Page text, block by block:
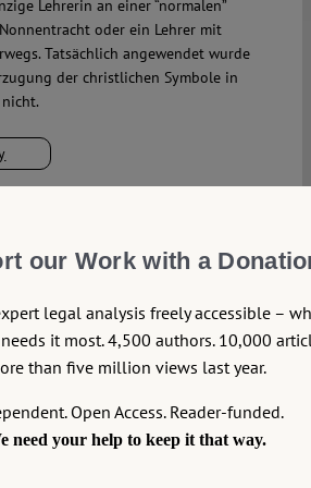
Lehrerin an einer “normalen”
oder ein Lehrer mit
Tatsächlich angewendet wurde
der christlichen Symbole in
nicht.
schleichenden “Islamisierung des
und damit Wasser auf die Mühlen
wie den Pegida-Demonstranten. Ob
falsch oder unvermeidlich ist, sei mal
Ich tendiere zu letzterem.
our Work with a
legal analysis freely accessible –
it most. 4,500 authors. 10,000
than five million views last year.
Open Access. Reader-funded.
need your help to keep it that way.